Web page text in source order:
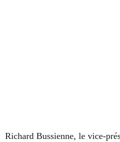
Richard Bussienne, le vice-